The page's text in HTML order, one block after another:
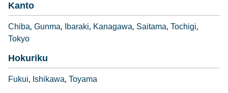
Kanto
Chiba Gunma Ibaraki Kanagawa Saitama Tochigi
Tokyo
Hokuriku
Fukui Ishikawa Toyama